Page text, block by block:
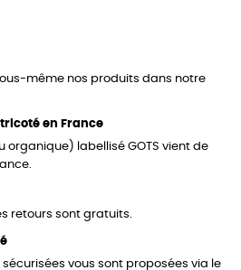
même nos produits dans notre
en France
organique) labellisé GOTS vient de
retours sont gratuits.
sécurisées vous sont proposées via le